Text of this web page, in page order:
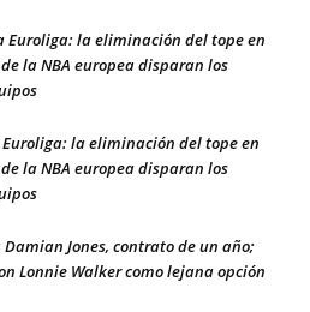
Euroliga: la eliminación del tope en
la NBA europea disparan los
la eliminación del tope en
la NBA europea disparan los
Jones, contrato de un año;
Lonnie Walker como lejana opción